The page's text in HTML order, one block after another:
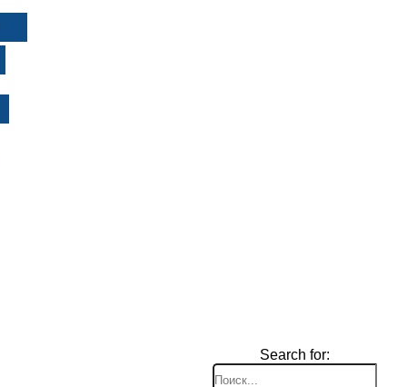
Search for: